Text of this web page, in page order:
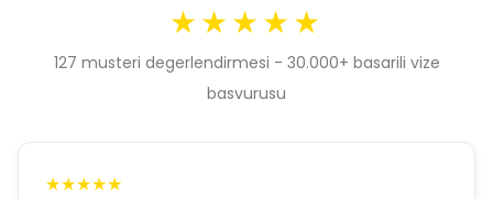
★★★★★
127 musteri degerlendirmesi - 30.000+ basarili vize
basvurusu
★★★★★